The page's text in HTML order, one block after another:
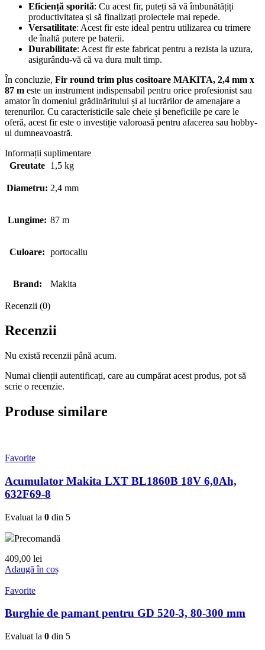
Eficiență sporită: Cu acest fir, puteți să vă îmbunătățiți
productivitatea și să finalizați proiectele mai repede.
Versatilitate: Acest fir este ideal pentru utilizarea cu trimere
de înaltă putere pe baterii.
Durabilitate: Acest fir este fabricat pentru a rezista la uzura,
asigurându-vă că va dura mult timp.
În concluzie, Fir round trim plus cositoare MAKITA, 2,4 mm x
87 m este un instrument indispensabil pentru orice profesionist sau
amator în domeniul grădinăritului și al lucrărilor de amenajare a
terenurilor. Cu caracteristicile sale cheie și beneficiile pe care le
oferă, acest fir este o investiție valoroasă pentru afacerea sau hobby-
ul dumneavoastră.
Informații suplimentare
Greutate 1,5 kg
Diametru: 2,4 mm
Lungime: 87 m
Culoare: portocaliu
Brand: Makita
Recenzii (0)
Recenzii
Nu există recenzii până acum.
Numai clienții autentificați, care au cumpărat acest produs, pot să
scrie o recenzie.
Produse similare
Favorite
Acumulator Makita LXT BL1860B 18V 6,0Ah,
632F69-8
Evaluat la 0 din 5
Precomandă
409,00 lei
Adaugă în coș
Favorite
Burghie de pamant pentru GD 520-3, 80-300 mm
Evaluat la 0 din 5